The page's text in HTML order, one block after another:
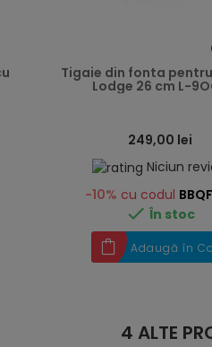
Tigaie din fonta
Lodge 26 cm L-
249,00 lei
Niciun
-10% cu codul
 În stoc
Adaugă în
4 ALTE